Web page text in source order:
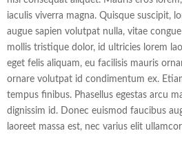
iaculis viverra magna. Quisque suscipit,
augue sapien volutpat nulla, vitae
mollis tristique dolor, id ultricies lorem
eget felis aliquam, eu facilisis mauris
ornare volutpat id condimentum ex.
tempus finibus. Phasellus egestas arcu
dignissim id. Donec euismod faucibus
laoreet massa est, nec varius elit